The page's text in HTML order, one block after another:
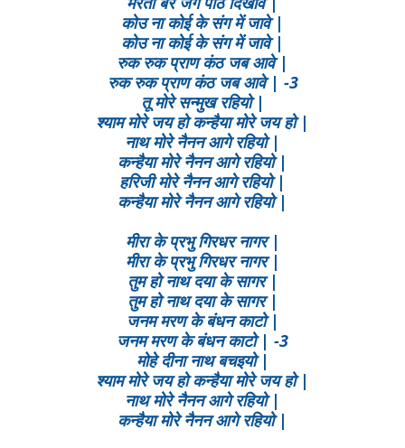
कोउ ना कोई के संग में जावे |
कोउ ना कोई के संग में जावे |
रुक रुक प्राण कंठ जब आवे |
रुक रुक प्राण कंठ जब आवे | -3
तू मोरे सन्मुख रहियो |
श्याम मोरे जय हो कन्हैया मोरे जय हो |
नाथ मोरे नैनन आगे रहियो |
कन्हैया मोरे नैनन आगे रहियो |
हरिजी मोरे नैनन आगे रहियो |
कन्हैया मोरे नैनन आगे रहियो |
मीरा के प्रभु गिरधर नागर |
मीरा के प्रभु गिरधर नागर |
तुम हो नाथ दया के सागर |
तुम हो नाथ दया के सागर |
जनम मरण के बंधन काटो |
जनम मरण के बंधन काटो | -3
मोहे दीना नाथ बचइयो |
श्याम मोरे जय हो कन्हैया मोरे जय हो |
नाथ मोरे नैनन आगे रहियो |
कन्हैया मोरे नैनन आगे रहियो |